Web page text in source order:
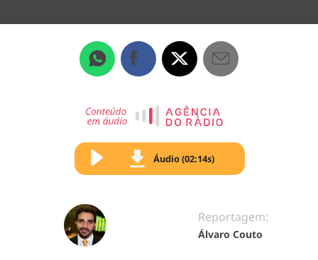
Áudio (02:14s)
Reportagem:
Álvaro Couto